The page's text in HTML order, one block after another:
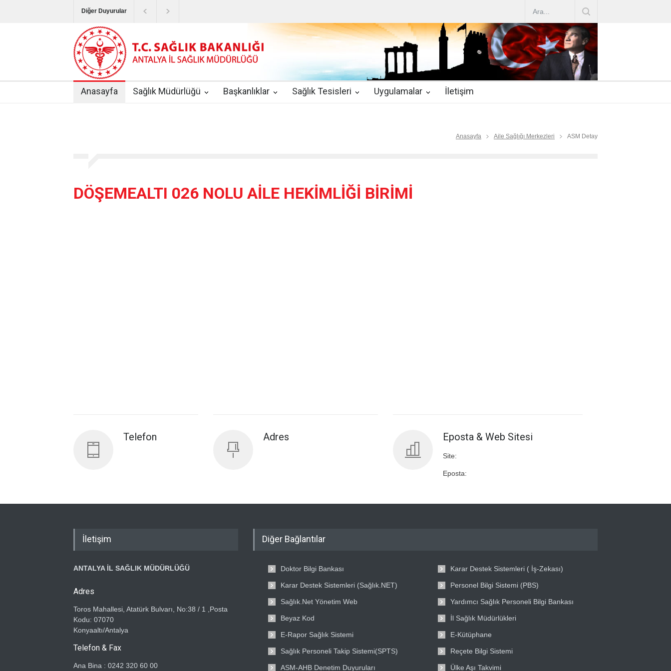
Diğer Duyurular
Bayram Tatilinde Sağlık Hizmetlerinin Sunumu 2019 YILI TEMMUZ AYI DİYALİZ MERKEZLERİ CİHAZ ARTIRIMLARI|2019-07-31
Terapötik Aferez Merkezleri ve Üniteleri Hakkında Yönetmelik Teletıp ve Teleradyoloji Birimi Genelgesi 2019/16 | 2019-07-31
Yoğun Bakım Servislerinde Hasta Ziyareti Uygulamaları Uzman Hekimlerin Pratisyen Hekim Kadrosunda Çalıştırma Talep|2019-06-26
Anasayfa Sağlık Müdürlüğü Başkanlıklar Sağlık Tesisleri Uygulamalar İletişim
Anasayfa Aile Sağlığı Merkezleri ASM Detay
DÖŞEMEALTI 026 NOLU AİLE HEKİMLİĞİ BİRİMİ
Telefon Adres Eposta & Web Sitesi
Site:
Eposta:
İletişim
ANTALYA İL SAĞLIK MÜDÜRLÜĞÜ
Adres
Toros Mahallesi, Atatürk Bulvarı, No:38 / 1 ,Posta
Kodu: 07070
Konyaaltı/Antalya
Telefon & Fax
Ana Bina : 0242 320 60 00
Diğer Bağlantılar
Doktor Bilgi Bankası
Karar Destek Sistemleri (Sağlık.NET)
Sağlık.Net Yönetim Web
Beyaz Kod
E-Rapor Sağlık Sistemi
Sağlık Personeli Takip Sistemi(SPTS)
ASM-AHB Denetim Duyuruları
Karar Destek Sistemleri ( İş-Zekası)
Personel Bilgi Sistemi (PBS)
Yardımcı Sağlık Personeli Bilgi Bankası
İl Sağlık Müdürlükleri
E-Kütüphane
Reçete Bilgi Sistemi
Ülke Aşı Takvimi